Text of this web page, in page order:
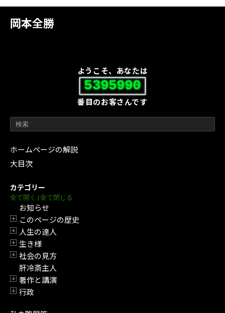
岡本全勝
ようこそ、あなたは
5395990
番目のお客さんです
ホームページの解説
大目次
カテゴリー
全て開く | 全て閉じる
お知らせ
開閉
このページの歴史
開閉
人生の達人
開閉
生き様
開閉
社会の見方
肝冷斎主人
開閉
著作と講演
開閉
行政